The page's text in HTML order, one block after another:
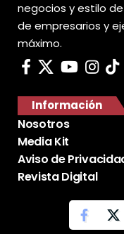
negocios y estilo
de empresarios y
máximo.
Información
Nosotros
Media Kit
Aviso de
Revista Digital